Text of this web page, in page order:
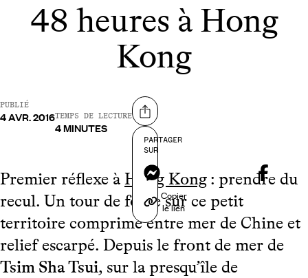
48 heures à Hong
Kong
PUBLIÉ
4 AVR. 2016TEMPS DE LECTURE
4 MINUTES
Partager sur
PARTAGER
SUR
Messenger
Copier
le lien
Premier réflexe à Hong Kong : prendre du
recul. Un tour de force sur ce petit
territoire comprimé entre mer de Chine et
relief escarpé. Depuis le front de mer de
Tsim Sha Tsui, sur la presqu’île de